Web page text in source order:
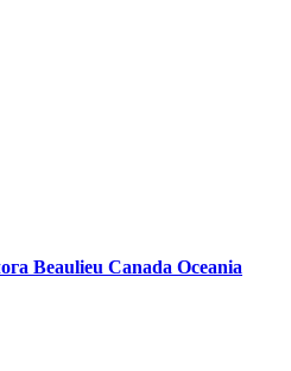
Beaulieu Canada Oceania